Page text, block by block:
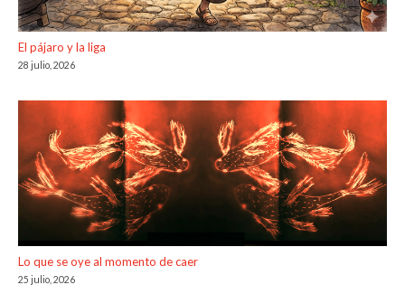
El pájaro y la liga
28 julio, 2026
Lo que se oye al momento de caer
25 julio, 2026